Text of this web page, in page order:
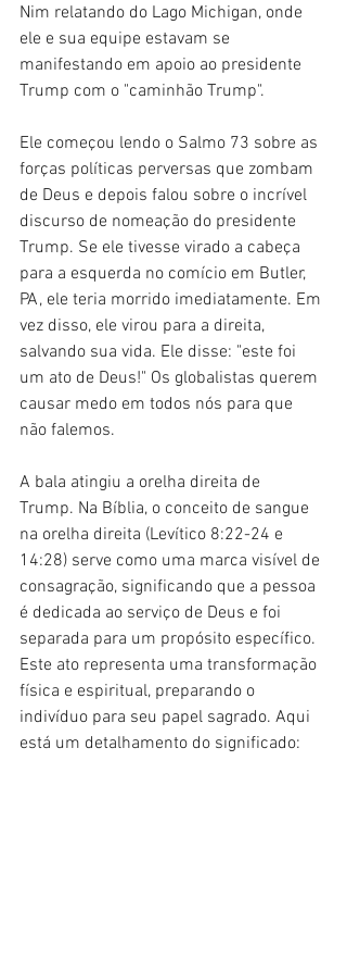
Nim relatando do Lago Michigan, onde
ele e sua equipe estavam se
manifestando em apoio ao presidente
Trump com o "caminhão Trump".
Ele começou lendo o Salmo 73 sobre as
forças políticas perversas que zombam
de Deus e depois falou sobre o incrível
discurso de nomeação do presidente
Trump. Se ele tivesse virado a cabeça
para a esquerda no comício em Butler,
PA, ele teria morrido imediatamente. Em
vez disso, ele virou para a direita,
salvando sua vida. Ele disse: "este foi
um ato de Deus!" Os globalistas querem
causar medo em todos nós para que
não falemos.
A bala atingiu a orelha direita de
Trump. Na Bíblia, o conceito de sangue
na orelha direita (Levítico 8:22-24 e
14:28) serve como uma marca visível de
consagração, significando que a pessoa
é dedicada ao serviço de Deus e foi
separada para um propósito específico.
Este ato representa uma transformação
física e espiritual, preparando o
indivíduo para seu papel sagrado. Aqui
está um detalhamento do significado: